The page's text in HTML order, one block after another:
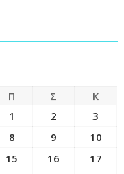
Π Σ
Κ
1
2
3
8 9
10
15 16
17